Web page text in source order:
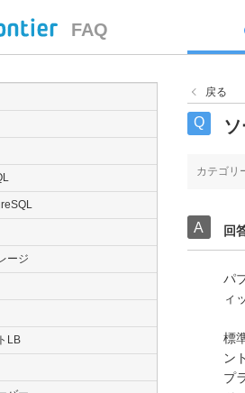
FAQ
ージ
LB
戻る
カテゴリ
回
パ
ィ
標
ン
プ